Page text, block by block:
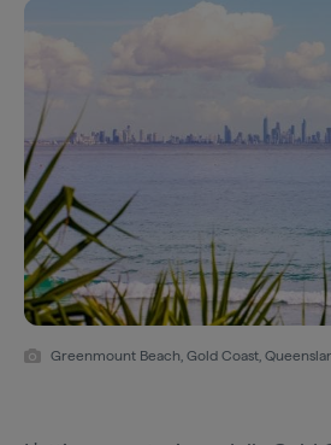
Greenmount Beach, Gold Coast,